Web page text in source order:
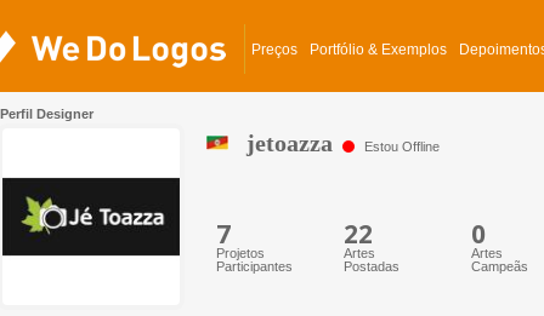
Preços Portfólio & Exemplos
jetoazza Estou Offline
Perfil Designer
7
Projetos
Participantes
22
Artes
Postadas
0
Artes
Campeãs